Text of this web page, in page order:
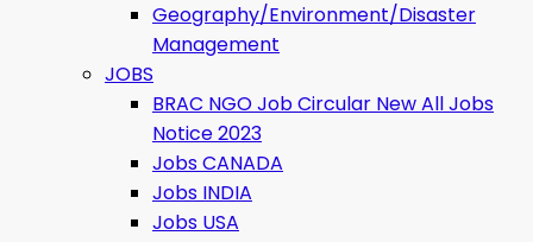
Geography/Environment/Disaster
Management
JOBS
BRAC NGO Job Circular New All Jobs
Notice 2023
Jobs CANADA
Jobs INDIA
Jobs USA